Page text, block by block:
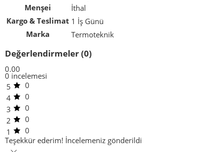
Menşei
İthal
Kargo & Teslimat 1 İş Günü
Marka
Termoteknik
Değerlendirmeler (0)
0.00
0 incelemesi
5
0
4
0
3
0
2
0
1
0
Teşekkür ederim! İncelemeniz gönderildi